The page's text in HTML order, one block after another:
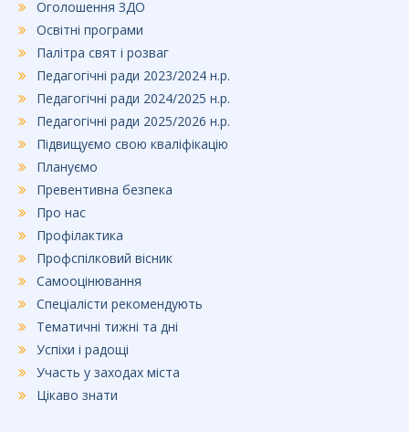
Оголошення ЗДО
Освітні програми
Палітра свят і розваг
Педагогічні ради 2023/2024 н.р.
Педагогічні ради 2024/2025 н.р.
Педагогічні ради 2025/2026 н.р.
Підвищуємо свою кваліфікацію
Плануємо
Превентивна безпека
Про нас
Профілактика
Профспілковий вісник
Самооцінювання
Спеціалісти рекомендують
Тематичні тижні та дні
Успіхи і радощі
Участь у заходах міста
Цікаво знати